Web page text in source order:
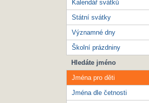
Kalendář svátků
Státní svátky
Významné dny
Školní prázdniny
Hledáte jméno
Jména pro děti
Jména dle četnosti